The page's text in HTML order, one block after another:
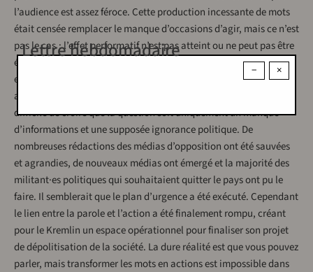
l’audience est assez féroce. Cette production incessante de mots
était censée remplacer le manque d’occasions d’agir, mais ce n’est
pas le cas : l’effet performatif n’est pas atteint ou ne peut pas être
évalué. Certes, on pourrait prétendre qu’il y a un combat pour les
esprits, les cœurs et l’état d’esprit des Russes. Mais, franchement,
alors que l’on est dans la seconde année de l’invasion, il est
difficile de croire que la question soit uniquement un manque
d’informations et une supposée ignorance politique. De
nombreuses rédactions des médias d’opposition ont été sauvées
et agrandies, de nouveaux médias ont émergé et la majorité des
militant·es politiques qui souhaitaient quitter le pays ont pu le
faire. Il semblerait que le plan d’urgence a été exécuté. Cependant
le lien entre la parole et l’action a été finalement rompu, créant
pour le Kremlin un espace opérationnel pour finaliser son projet
de dépolitisation de la société. La dure réalité est que vous pouvez
parler, mais transformer les mots en actions est impossible dans
×
−
Lettre hebdomadaire